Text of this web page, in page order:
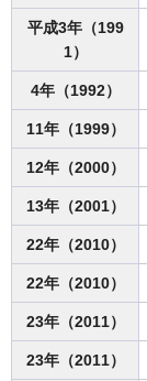
平成3年（199
1）
4年（1992）
11年（1999）
12年（2000）
13年（2001）
22年（2010）
22年（2010）
23年（2011）
23年（2011）